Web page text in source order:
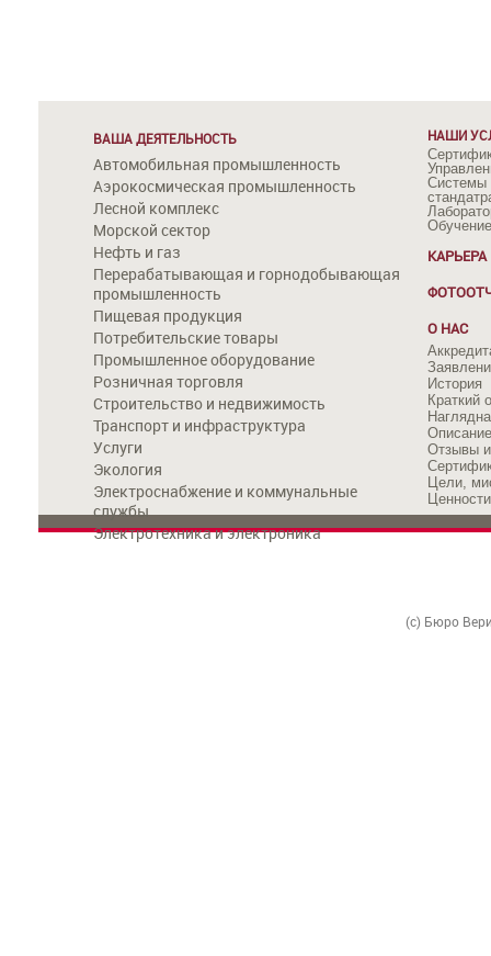
ВАША ДЕЯТЕЛЬНОСТЬ
Автомобильная промышленность
Аэрокосмическая промышленность
Лесной комплекс
Морской сектор
Нефть и газ
Перерабатывающая и горнодобывающая
промышленность
Пищевая продукция
Потребительские товары
Промышленное оборудование
Розничная торговля
Строительство и недвижимость
Транспорт и инфраструктура
Услуги
Экология
Электроснабжение и коммунальные
службы
Электротехника и электроника
НАШИ
Системы
КАРЬЕРА
О НАС
История
Краткий
Отзывы
Цели,
Ценности
(c) Бюро